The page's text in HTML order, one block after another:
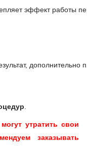
эффект работы
утратить свои
заказывать